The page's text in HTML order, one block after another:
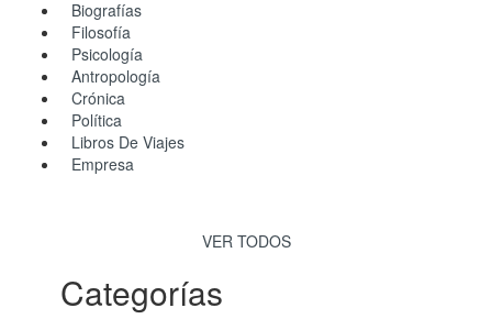
Biografías
Filosofía
Psicología
Antropología
Crónica
Política
Libros De Viajes
Empresa
VER TODOS
Categorías